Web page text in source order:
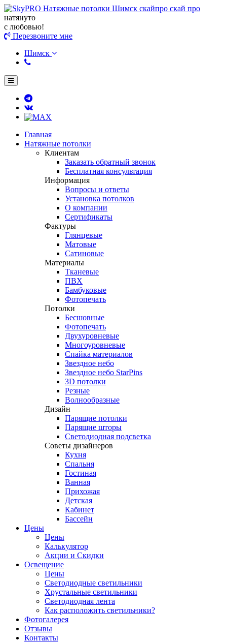
натянуто
с любовью!
Перезвоните мне
Шимск
Главная
Натяжные потолки
Клиентам
Заказать обратный звонок
Бесплатная консультация
Информация
Вопросы и ответы
Установка потолков
О компании
Сертификаты
Фактуры
Глянцевые
Матовые
Сатиновые
Материалы
Тканевые
ПВХ
Бамбуковые
Фотопечать
Потолки
Бесшовные
Фотопечать
Двухуровневые
Многоуровневые
Спайка материалов
Звездное небо
Звездное небо StarPins
3D потолки
Резные
Волнообразные
Дизайн
Парящие потолки
Парящие шторы
Светодиодная подсветка
Советы дизайнеров
Кухня
Спальня
Гостиная
Ванная
Прихожая
Детская
Кабинет
Бассейн
Цены
Цены
Калькулятор
Акции и Скидки
Освещение
Цены
Светодиодные светильники
Хрустальные светильники
Светодиодная лента
Как расположить светильники?
Фотогалерея
Отзывы
Контакты